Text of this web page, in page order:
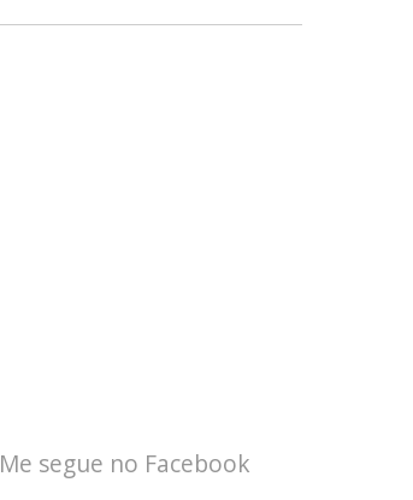
Me segue no Facebook